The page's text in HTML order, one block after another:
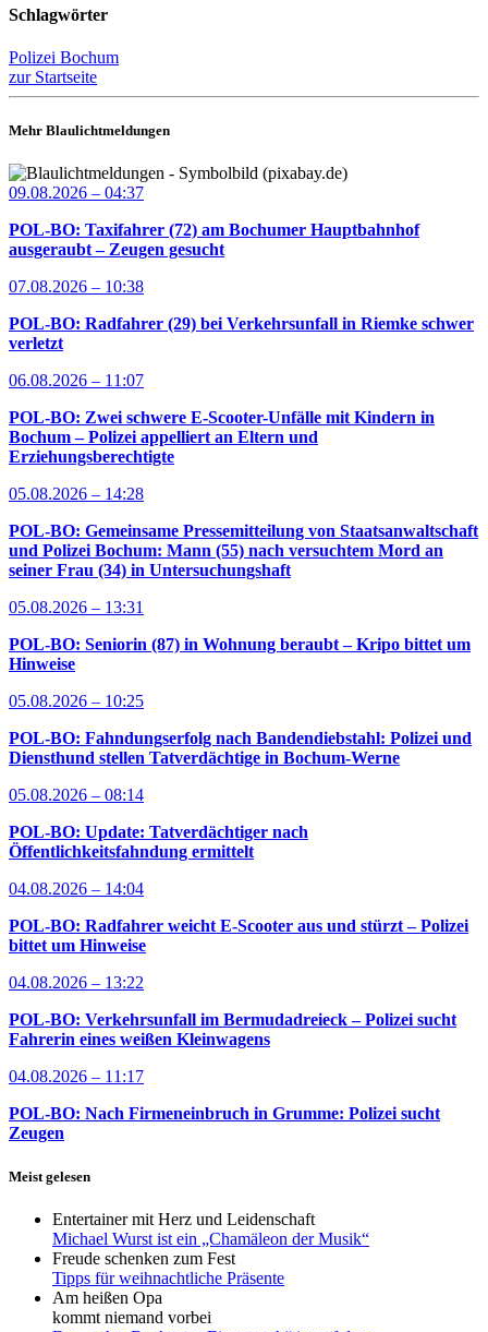
Schlagwörter
Polizei Bochum
zur Startseite
Mehr Blaulichtmeldungen
09.08.2026 – 04:37
POL-BO: Taxifahrer (72) am Bochumer Hauptbahnhof
ausgeraubt – Zeugen gesucht
07.08.2026 – 10:38
POL-BO: Radfahrer (29) bei Verkehrsunfall in Riemke schwer
verletzt
06.08.2026 – 11:07
POL-BO: Zwei schwere E-Scooter-Unfälle mit Kindern in
Bochum – Polizei appelliert an Eltern und
Erziehungsberechtigte
05.08.2026 – 14:28
POL-BO: Gemeinsame Pressemitteilung von Staatsanwaltschaft
und Polizei Bochum: Mann (55) nach versuchtem Mord an
seiner Frau (34) in Untersuchungshaft
05.08.2026 – 13:31
POL-BO: Seniorin (87) in Wohnung beraubt – Kripo bittet um
Hinweise
05.08.2026 – 10:25
POL-BO: Fahndungserfolg nach Bandendiebstahl: Polizei und
Diensthund stellen Tatverdächtige in Bochum-Werne
05.08.2026 – 08:14
POL-BO: Update: Tatverdächtiger nach
Öffentlichkeitsfahndung ermittelt
04.08.2026 – 14:04
POL-BO: Radfahrer weicht E-Scooter aus und stürzt – Polizei
bittet um Hinweise
04.08.2026 – 13:22
POL-BO: Verkehrsunfall im Bermudadreieck – Polizei sucht
Fahrerin eines weißen Kleinwagens
04.08.2026 – 11:17
POL-BO: Nach Firmeneinbruch in Grumme: Polizei sucht
Zeugen
Meist gelesen
Entertainer mit Herz und Leidenschaft
Michael Wurst ist ein „Chamäleon der Musik“
Freude schenken zum Fest
Tipps für weihnachtliche Präsente
Am heißen Opa
kommt niemand vorbei